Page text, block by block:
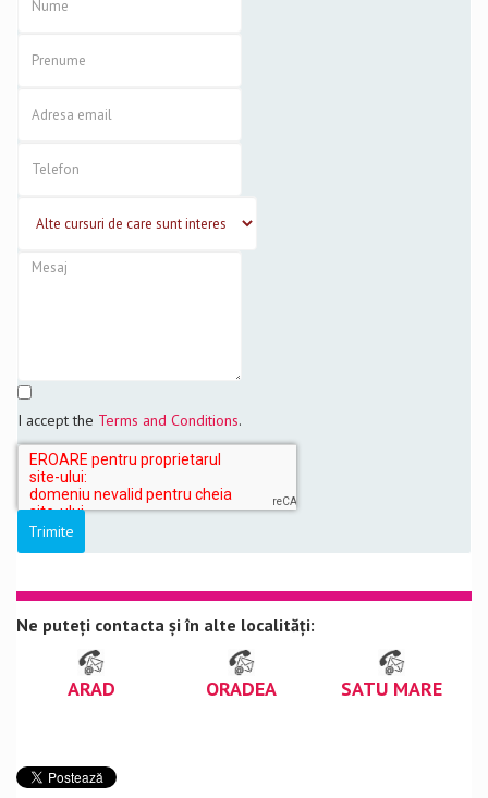
I accept the Terms and Conditions.
Ne puteți contacta și în alte localități:
ARAD ORADEA SATU MARE